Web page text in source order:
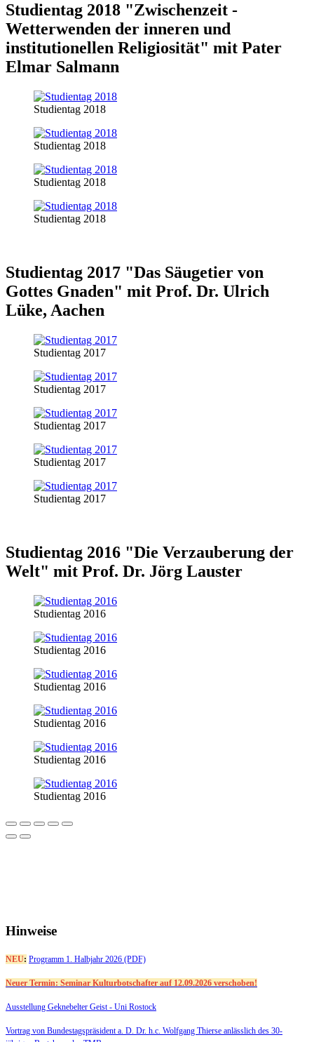
Studientag 2018 "Zwischenzeit -
Wetterwenden der inneren und
institutionellen Religiosität" mit Pater
Elmar Salmann
Studientag 2018
Studientag 2018
Studientag 2018
Studientag 2018
Studientag 2017 "Das Säugetier von
Gottes Gnaden" mit Prof. Dr. Ulrich
Lüke, Aachen
Studientag 2017
Studientag 2017
Studientag 2017
Studientag 2017
Studientag 2017
Studientag 2016 "Die Verzauberung der
Welt" mit Prof. Dr. Jörg Lauster
Studientag 2016
Studientag 2016
Studientag 2016
Studientag 2016
Studientag 2016
Studientag 2016
Hinweise
NEU: Programm 1. Halbjahr 2026 (PDF)
Neuer Termin: Seminar Kulturbotschafter auf 12.09.2026 verschoben!
Ausstellung Geknebelter Geist - Uni Rostock
Vortrag von Bundestagspräsident a. D. Dr. h.c. Wolfgang Thierse anlässlich des 30-